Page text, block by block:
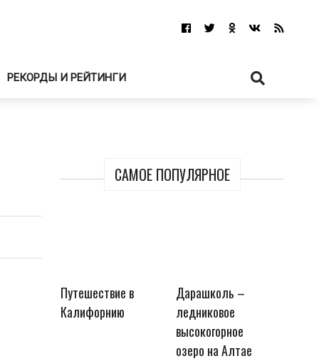
РЕКОРДЫ И РЕЙТИНГИ
САМОЕ ПОПУЛЯРНОЕ
Путешествие в
Калифорнию
Дарашколь –
ледниковое
высокогорное
озеро на Алтае